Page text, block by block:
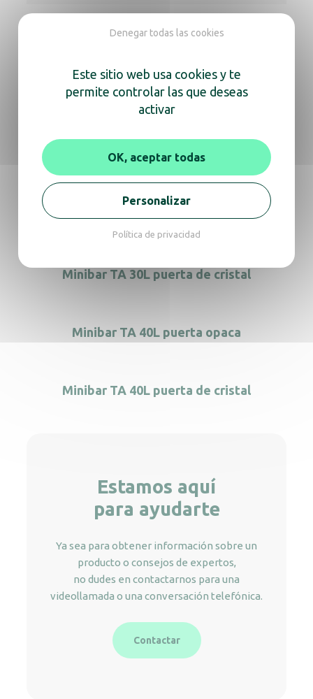
Aviso Ficha técnica
En la misma gama, descubra
también
Minibar TA Cajón 40L
Minibar TA 30L puerta de cristal
Minibar TA 40L puerta opaca
Minibar TA 40L puerta de cristal
Estamos aquí
para ayudarte
Ya sea para obtener información sobre un
producto o consejos de expertos,
no dudes en contactarnos para una
videollamada o una conversación telefónica.
Contactar
Este sitio web usa cookies y te
permite controlar las que deseas
activar
OK, aceptar todas
Denegar todas las cookies
Personalizar
Política de privacidad